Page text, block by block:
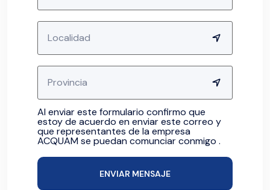
Al enviar este formulario confirmo que
estoy de acuerdo en enviar este correo y
que representantes de la empresa
ACQUAM se puedan comunciar conmigo .